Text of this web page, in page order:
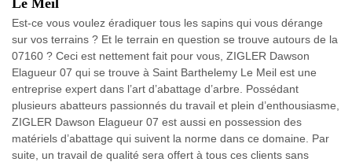
Le Meil
Est-ce vous voulez éradiquer tous les sapins qui vous dérange
sur vos terrains ? Et le terrain en question se trouve autours de la
07160 ? Ceci est nettement fait pour vous, ZIGLER Dawson
Elagueur 07 qui se trouve à Saint Barthelemy Le Meil est une
entreprise expert dans l’art d’abattage d’arbre. Possédant
plusieurs abatteurs passionnés du travail et plein d’enthousiasme,
ZIGLER Dawson Elagueur 07 est aussi en possession des
matériels d’abattage qui suivent la norme dans ce domaine. Par
suite, un travail de qualité sera offert à tous ces clients sans